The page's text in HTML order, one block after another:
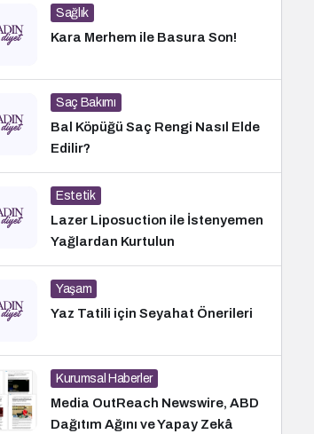
Sağlık
Kara Merhem ile Basura Son!
Saç Bakımı
Bal Köpüğü Saç Rengi Nasıl Elde
Edilir?
Estetik
Lazer Liposuction ile İstenyemen
Yağlardan Kurtulun
Yaşam
Yaz Tatili için Seyahat Önerileri
Kurumsal Haberler
Media OutReach Newswire, ABD
Dağıtım Ağını ve Yapay Zekâ